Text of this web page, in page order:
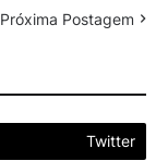
Próxima Postagem
Twitter